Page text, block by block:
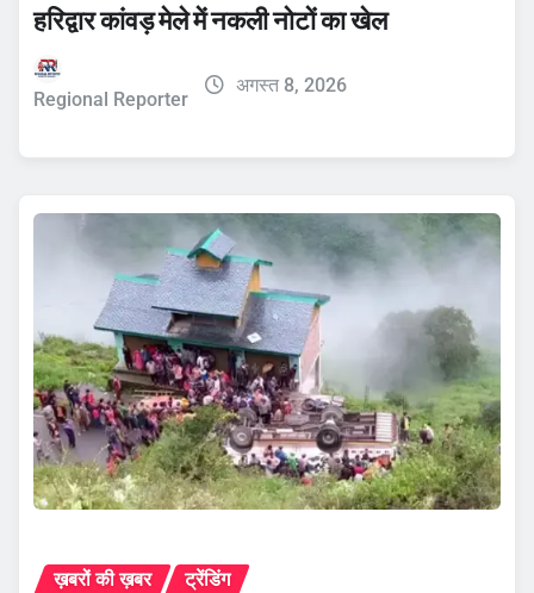
हरिद्वार कांवड़ मेले में नकली नोटों का खेल
Regional Reporter
अगस्त 8, 2026
ख़बरों की ख़बर ट्रेंडिंग